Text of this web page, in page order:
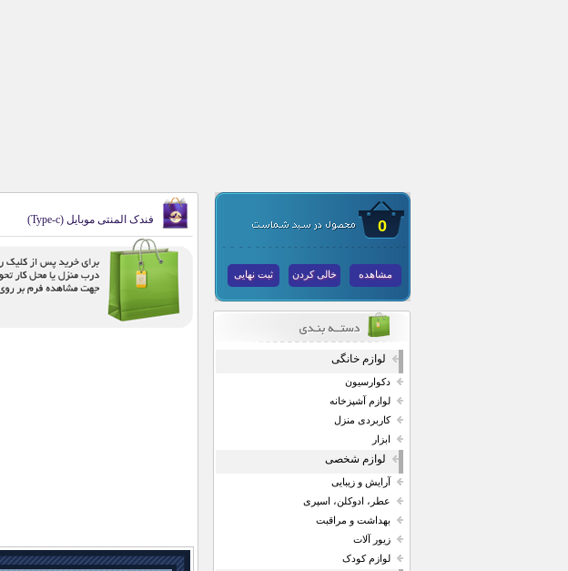
0
مشاهده خالی کردن ثبت نهایی
لوازم خانگی
دکوارسیون
لوازم آشپزخانه
کاربردی منزل
ابزار
لوازم شخصی
آرایش و زیبایی
عطر، ادوکلن، اسپری
بهداشت و مراقبت
زیور آلات
لوازم کودک
فندک المنتی موبایل (Type-c)